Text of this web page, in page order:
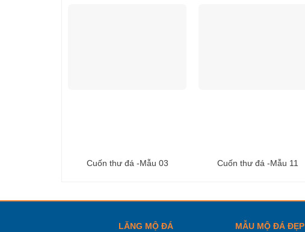
Cuốn thư đá -Mẫu 03 Cuốn thư đá -Mẫu 11
LĂNG MỘ ĐÁ MẪU MỘ ĐÁ ĐẸP